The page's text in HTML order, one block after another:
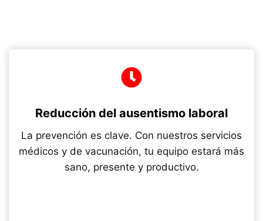
Reducción del ausentismo laboral
La prevención es clave. Con nuestros servicios
médicos y de vacunación, tu equipo estará más
sano, presente y productivo.